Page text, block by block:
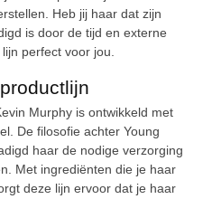
Heb jij haar dat zijn
is door de tijd en externe
perfect voor jou.
Murphy is ontwikkeld met
De filosofie achter Young
haar de nodige verzorging
Met ingrediënten die je haar
deze lijn ervoor dat je haar